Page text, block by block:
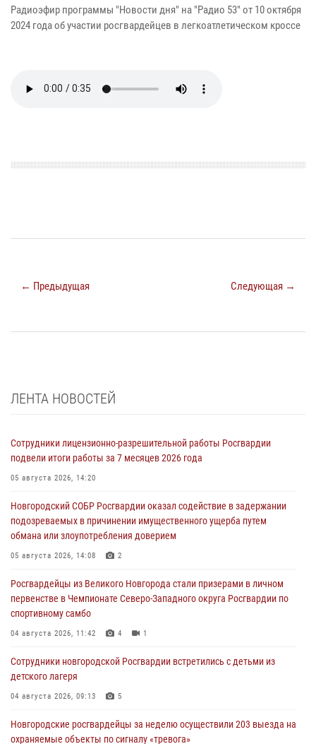
Радиоэфир программы "Новости дня" на "Радио 53" от 10 октября
2024 года об участии росгвардейцев в легкоатлетическом кроссе
← Предыдущая Следующая →
ЛЕНТА НОВОСТЕЙ
Сотрудники лицензионно-разрешительной работы Росгвардии
подвели итоги работы за 7 месяцев 2026 года
05 августа 2026, 14:20
Новгородский СОБР Росгвардии оказал содействие в задержании
подозреваемых в причинении имущественного ущерба путем
обмана или злоупотребления доверием
05 августа 2026, 14:08 2
Росгвардейцы из Великого Новгорода стали призерами в личном
первенстве в Чемпионате Северо-Западного округа Росгвардии по
спортивному самбо
04 августа 2026, 11:42 4 1
Сотрудники новгородской Росгвардии встретились с детьми из
детского лагеря
04 августа 2026, 09:13 5
Новгородские росгвардейцы за неделю осуществили 203 выезда на
охраняемые объекты по сигналу «тревога»